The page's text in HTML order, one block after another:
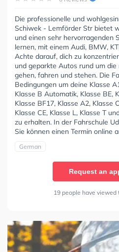
Die professionelle und
Schiwek - Lemförder Str bietet
und einen sehr hervorragenden
lernen, mit einem Audi, BMW,
Achte darauf, dich zu
und geparkte Autos rund um
gehen, fahren und stehen. Die
Bedingungen um deine Klasse
Klasse B Automatik, Klasse BE,
Klasse BF17, Klasse A2, Klasse
Klasse CE, Klasse L, Klasse T
zu erhalten. In der Fahrschule
Sie können einen Termin online
German
Request an
19 people have viewed